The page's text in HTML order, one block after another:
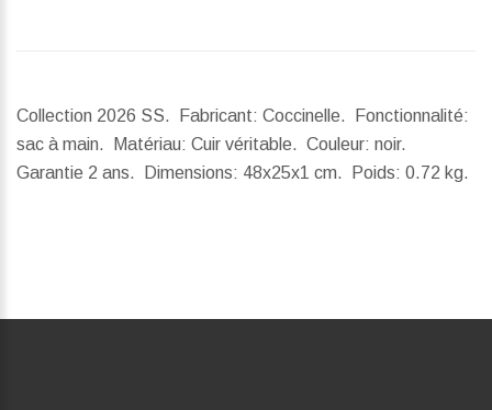
Collection 2026 SS. Fabricant: Coccinelle. Fonctionnalité:
sac à main. Matériau: Cuir véritable. Couleur: noir.
Garantie 2 ans.
Dimensions: 48x25x1 cm. Poids: 0.72 kg.